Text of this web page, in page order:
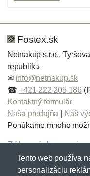
Fostex.sk
Netnakup s.r.o.,
republika
✉ info@netnakup.sk
☎ +421 222 205 186
Kontaktný formulár
Naša predajňa
Náš
Ponúkame mnoho
Zákaznícky servis
Novinky emailom
Tento web používa
personalizáciu